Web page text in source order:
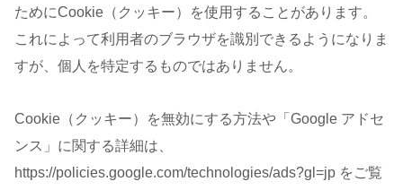
ためにCookie（クッキー）を使用することがあります。
これによって利用者のブラウザを識別できるようになりま
すが、個人を特定するものではありません。
Cookie（クッキー）を無効にする方法や「Google アドセ
ンス」に関する詳細は、
https://policies.google.com/technologies/ads?gl=jp をご覧